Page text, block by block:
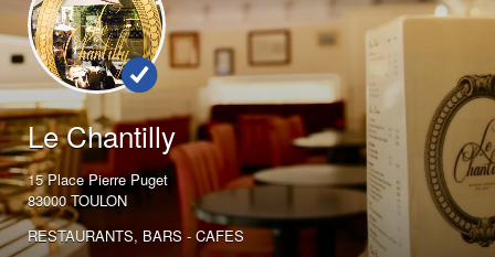
Le Chantilly
15 Place Pierre Puget
83000 TOULON
RESTAURANTS BARS - CAFES